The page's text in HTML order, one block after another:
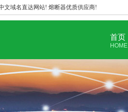
文域名直达网站! 熔断器优质供应商!
首页
HOME